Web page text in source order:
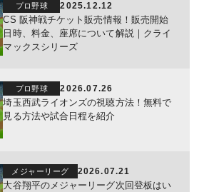
プロ野球 2025.12.12
CS 阪神戦チケット販売情報！販売開始
日時、料金、座席について解説｜クライ
マックスシリーズ
プロ野球 2026.07.26
埼玉西武ライオンズの視聴方法！無料で
見る方法や試合日程を紹介
メジャーリーグ 2026.07.21
大谷翔平のメジャーリーグ次回登板はい